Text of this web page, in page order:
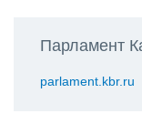
Парламент
parlament.kbr.ru